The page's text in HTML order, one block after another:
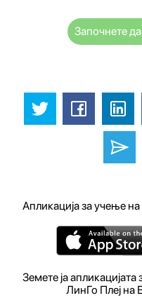
Започнете
Апликација за учење
Земете ја
ЛинГо Плеј на